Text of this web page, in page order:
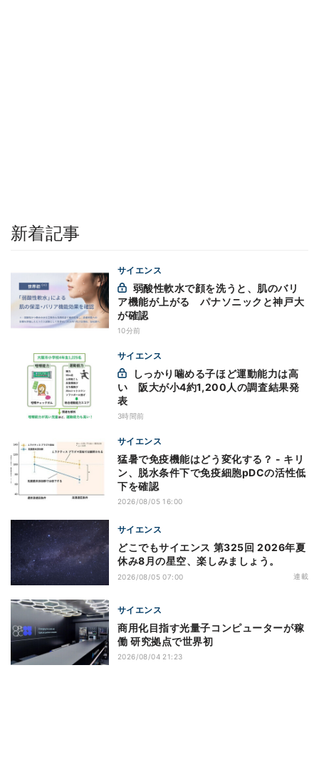
新着記事
サイエンス
ア機能が上がる パナソニックと神戸大
が確認
10分前
サイエンス
い 阪大が小4約1,200人の調査結果発
表
3時間前
サイエンス
猛暑で免疫機能はどう変化する？ - キリ
ン、脱水条件下で免疫細胞pDCの活性低
下を確認
2026/08/05 16:00
サイエンス
どこでもサイエンス 第325回 2026年夏
休み8月の星空、楽しみましょう。
2026/08/05 07:00 連載
サイエンス
商用化目指す光量子コンピューターが稼
働 研究拠点で世界初
2026/08/04 21:23